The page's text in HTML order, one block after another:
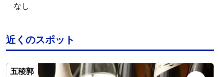
なし
近くのスポット
五稜郭